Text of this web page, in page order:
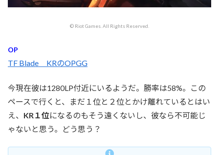
© Riot Games. All Rights Reserved.
OP
TF Blade KRのOPGG
今現在彼は1280LP付近にいるようだ。勝率は58%。この
ペースで行くと、まだ１位と２位とかけ離れているとはい
え、 KR１位になるのもそう遠くないし、彼なら不可能じ
ゃないと思う。どう思う？